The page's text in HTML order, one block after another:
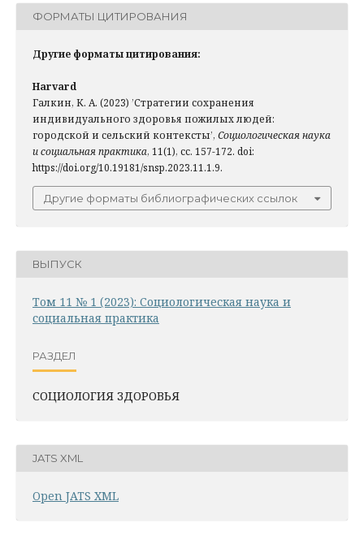
ФОРМАТЫ ЦИТИРОВАНИЯ
Другие форматы цитирования:
Harvard
Галкин, К. А. (2023) ’Стратегии сохранения
индивидуального здоровья пожилых людей:
городской и сельский контексты’, Социологическая наука
и социальная практика, 11(1), сс. 157-172. doi:
https://doi.org/10.19181/snsp.2023.11.1.9.
Другие форматы библиографических ссылок
ВЫПУСК
Том 11 № 1 (2023): Социологическая наука и
социальная практика
РАЗДЕЛ
СОЦИОЛОГИЯ ЗДОРОВЬЯ
JATS XML
Open JATS XML